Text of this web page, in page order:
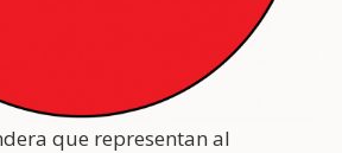
que representan al